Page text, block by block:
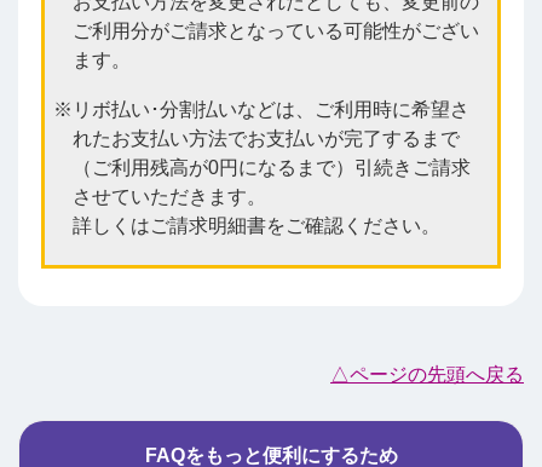
ご利用分がご請求となっている可能性がござい
ます。
リボ払い･分割払いなどは、ご利用時に希望さ
れたお支払い方法でお支払いが完了するまで
（ご利用残高が0円になるまで）引続きご請求
させていただきます。
詳しくはご請求明細書をご確認ください。
△ページの先頭へ戻る
FAQをもっと便利にするため